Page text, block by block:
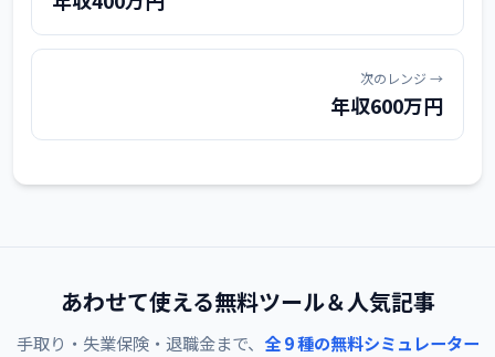
次のレンジ →
年収600万円
あわせて使える無料ツール＆人気記事
手取り・失業保険・退職金まで、 全 9 種の無料シミュレーター